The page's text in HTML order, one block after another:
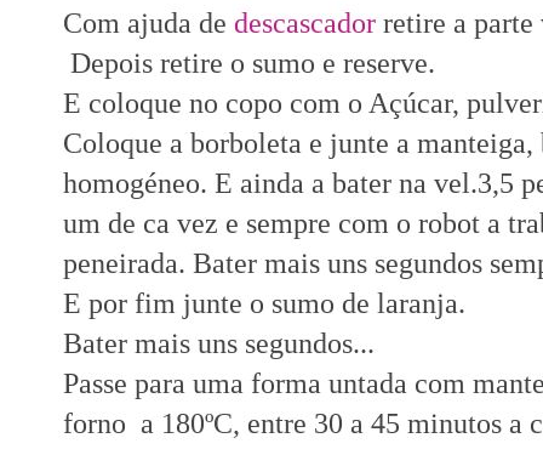
Com ajuda de descascador retire a parte
Depois retire o sumo e reserve.
E coloque no copo com o Açúcar,
Coloque a borboleta e junte a
homogéneo. E ainda a bater na vel.3,5
um de ca vez e sempre com o robot a
peneirada. Bater mais uns segundos
E por fim junte o sumo de laranja.
Bater mais uns segundos...
Passe para uma forma untada com
forno a 180ºC, entre 30 a 45 minutos a